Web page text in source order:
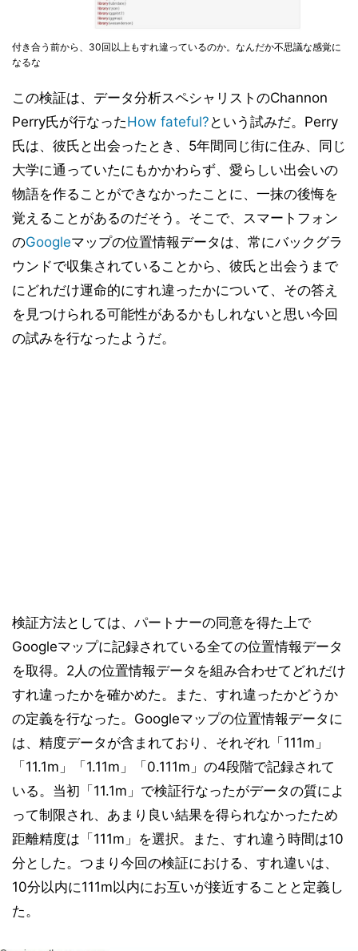
付き合う前から、30回以上もすれ違っているのか。なんだか不思議な感覚に
なるな
この検証は、データ分析スペシャリストのChannon
Perry氏が行なったHow fateful? という試みだ。Perry
氏は、彼氏と出会ったとき、5年間同じ街に住み、同じ
大学に通っていたにもかかわらず、愛らしい出会いの
物語を作ることができなかったことに、一抹の後悔を
覚えることがあるのだそう。そこで、スマートフォン
のGoogleマップの位置情報データは、常にバックグラ
ウンドで収集されていることから、彼氏と出会うまで
にどれだけ運命的にすれ違ったかについて、その答え
を見つけられる可能性があるかもしれないと思い今回
の試みを行なったようだ。
検証方法としては、パートナーの同意を得た上で
Googleマップに記録されている全ての位置情報データ
を取得。2人の位置情報データを組み合わせてどれだけ
すれ違ったかを確かめた。また、すれ違ったかどうか
の定義を行なった。Googleマップの位置情報データに
は、精度データが含まれており、それぞれ「111m」
「11.1m」「1.11m」「0.111m」の4段階で記録されて
いる。当初「11.1m」で検証行なったがデータの質によ
って制限され、あまり良い結果を得られなかったため
距離精度は「111m」を選択。また、すれ違う時間は10
分とした。つまり今回の検証における、すれ違いは、
10分以内に111m以内にお互いが接近することと定義し
た。